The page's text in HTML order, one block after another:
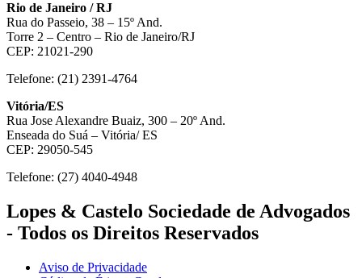
Rio de Janeiro / RJ
Rua do Passeio, 38 – 15º And.
Torre 2 – Centro – Rio de Janeiro/RJ
CEP: 21021-290
Telefone: (21) 2391-4764
Vitória/ES
Rua Jose Alexandre Buaiz, 300 – 20º And.
Enseada do Suá – Vitória/ ES
CEP: 29050-545
Telefone: (27) 4040-4948
Lopes & Castelo Sociedade de Advogados
- Todos os Direitos Reservados
Aviso de Privacidade